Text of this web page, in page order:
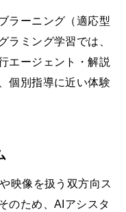
ラーニング（適応型
ラミング学習では、
エージェント・解説
個別指導に近い体験
映像を扱う双方向ス
のため、AIアシスタ